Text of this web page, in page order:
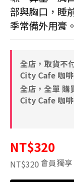
部與胸口，睡
季常備外用膏。
全店，取貨不
City Cafe 咖
全店，全單 購
City Cafe 咖
NT$320
NT$320 會員獨享